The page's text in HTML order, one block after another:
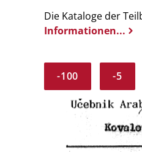
Die Kataloge der
Informationen...
-100 -5